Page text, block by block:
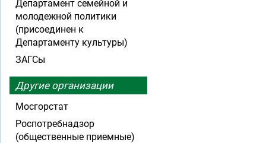
Департамент семейной и
молодежной политики
(присоединен к
Департаменту культуры)
ЗАГСы
Другие организации
Мосгорстат
Роспотребнадзор
(общественные приемные)